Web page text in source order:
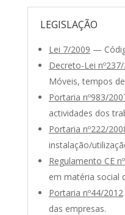
LEGISLAÇÃO
Lei 7/2009 —
Decreto-Lei
Móveis, tempos
Portaria nº983/
actividades dos
Portaria nº222/
instalação/
Regulamento CE
em matéria social
Portaria nº44/2012
das empresas.